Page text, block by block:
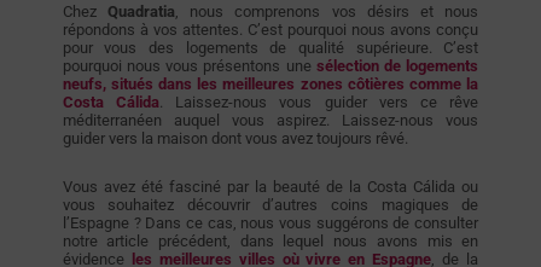
Chez Quadratia , nous comprenons vos désirs et nous
répondons à vos attentes. C’est pourquoi nous avons conçu
pour vous des logements de qualité supérieure. C’est
pourquoi nous vous présentons une sélection de logements
neufs, situés dans les meilleures zones côtières comme la
Costa Cálida . Laissez-nous vous guider vers ce rêve
méditerranéen auquel vous aspirez. Laissez-nous vous
guider vers la maison dont vous avez toujours rêvé.
Vous avez été fasciné par la beauté de la Costa Cálida ou
vous souhaitez découvrir d’autres coins magiques de
l’Espagne ? Dans ce cas, nous vous suggérons de consulter
notre article précédent, dans lequel nous avons mis en
évidence
les meilleures villes où vivre en Espagne, de la